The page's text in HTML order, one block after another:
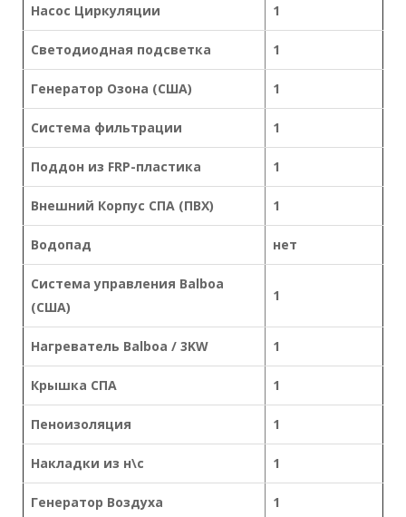
Насос Циркуляции 1
Светодиодная подсветка 1
Генератор Озона (США) 1
Система фильтрации 1
Поддон из FRP-пластика 1
Внешний Корпус СПА (ПВХ) 1
Водопад нет
Система управления Balboa
(США)
1
Нагреватель Balboa / 3KW 1
Крышка СПА 1
Пеноизоляция 1
Накладки из н\с 1
Генератор Воздуха 1